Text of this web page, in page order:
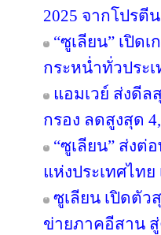
2025 จากโปรตี
“ซูเลียน” เปิด
กระหน่ำทั่วประ
แอมเวย์ ส่งดีล
กรอง ลดสูงสุด
“ซูเลียน” ส่ง
แห่งประเทศไท
ซูเลียน เปิดตัว
ข่ายภาคอีสาน